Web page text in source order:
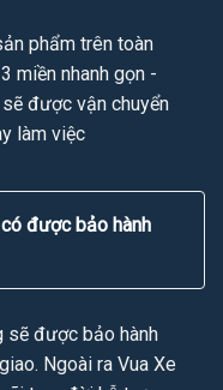
phẩm trên toàn
miền nhanh gọn -
được vận chuyển
làm việc
được bảo hành
sẽ được bảo hành
Ngoài ra Vua Xe